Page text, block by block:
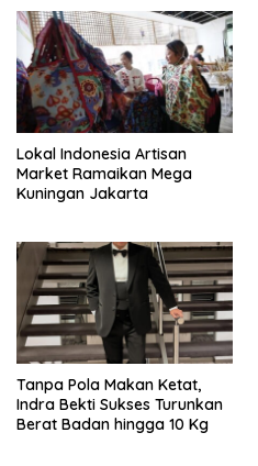
Lokal Indonesia Artisan
Market Ramaikan Mega
Kuningan Jakarta
Tanpa Pola Makan Ketat,
Indra Bekti Sukses Turunkan
Berat Badan hingga 10 Kg